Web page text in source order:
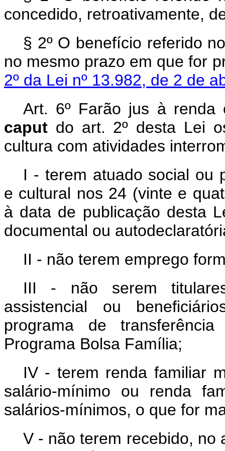
concedido, retroativamente,
§ 2º O benefício referido
no mesmo prazo em que for
2º da Lei nº 13.982, de 2 de
Art. 6º Farão jus à renda
caput do art. 2º desta Lei
cultura com atividades
I - terem atuado social ou
e cultural nos 24 (vinte e
à data de publicação desta
documental ou
II - não terem emprego
III - não serem
assistencial ou
programa de
Programa Bolsa Família;
IV - terem renda familiar
salário-mínimo ou renda
salários-mínimos, o que for
V - não terem recebido, no